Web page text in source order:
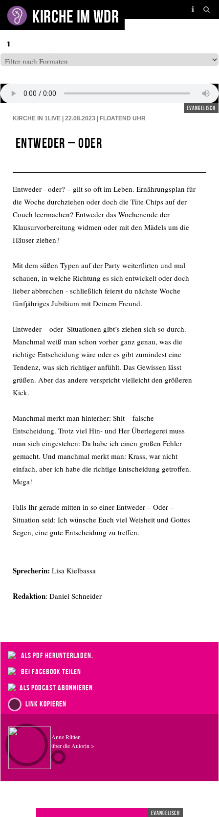
evangelisch
KIRCHE IN 1LIVE | 22.08.2023 | FLOATEND UHR
Entweder – oder
Entweder - oder? – gilt so oft im Leben. Ernährungsplan für
die Woche durchziehen oder doch die Tüte Chips auf der
Couch leermachen? Entweder das Wochenende der
Klausurvorbereitung widmen oder mit den Mädels um die
Häuser ziehen?
Mit dem süßen Typen auf der Party weiterflirten und mal
schauen, in welche Richtung es sich entwickelt oder doch
lieber abbrechen - schließlich feierst du nächste Woche
fünfjähriges Jubiläum mit Deinem Freund.
Entweder – oder- Situationen gibt’s ziehen sich so durch.
Manchmal weiß man schon vorher ganz genau, was die
richtige Entscheidung wäre oder es gibt zumindest eine
Tendenz, was sich richtiger anfühlt. Das Gewissen lässt
grüßen. Aber das andere verspricht vielleicht den größeren
Kick.
Manchmal merkt man hinterher: Shit – falsche
Entscheidung. Trotz viel Hin- und Her Überlegerei muss
man sich eingestehen: Da habe ich einen großen Fehler
gemacht. Und manchmal merkt man: Krass, war nicht
einfach, aber ich habe die richtige Entscheidung getroffen.
Mega!
Falls Ihr gerade mitten in so einer Entweder – Oder –
Situation seid: Ich wünsche Euch viel Weisheit und Gottes
Segen, eine gute Entscheidung zu treffen.
Sprecherin: Lisa Kielbassa
Redaktion: Daniel Schneider
als PDF herunterladen.
bei Facebook teilen
als Podcast abonnieren
Link kopieren
Anne Rütten
über die Autorin >
evangelisch